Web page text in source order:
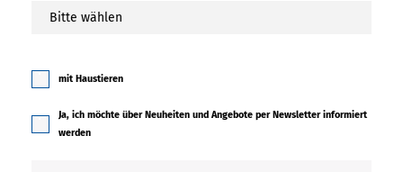
mit Haustieren
Ja, ich möchte über Neuheiten und Angebote per Newsletter informiert
werden